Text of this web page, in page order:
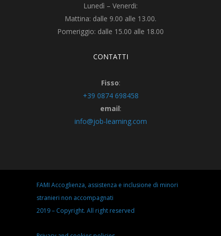
Lunedì – Venerdi:
Mattina: dalle 9.00 alle 13.00.
Pomeriggio: dalle 15.00 alle 18.00
CONTATTI
Fisso:
+39 0874 698458
email:
info@job-learning.com
FAMI Accoglienza, assistenza e inclusione di minori
stranieri non accompagnati
2019 – Copyright. All right reserved